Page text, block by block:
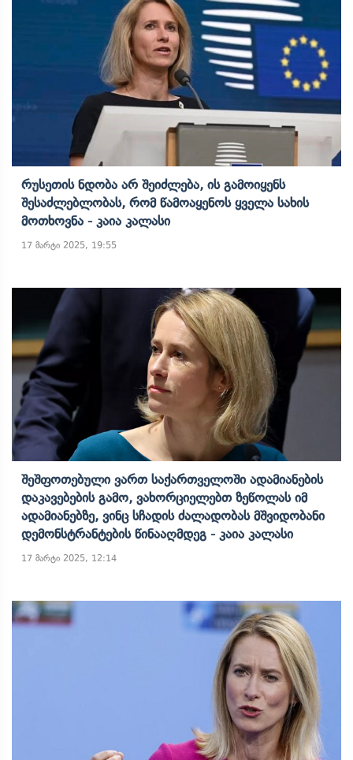
Რუსეთის Ნდობა Არ Შეიძლება, Ის Გამოიყენს
Შესაძლებლობას, Რომ Წამოაყენოს Ყველა Სახის
Მოთხოვნა - Კაია Კალასი
17 მარტი 2025, 19:55
Შეშფოთებული Ვართ Საქართველოში Ადამიანების
Დაკავებების Გამო, Ვახორციელებთ Ზეწოლას Იმ
Ადამიანებზე, Ვინც Სჩადის Ძალადობას Მშვიდობანი
Დემონსტრანტების Წინააღმდეგ - Კაია Კალასი
17 მარტი 2025, 12:14